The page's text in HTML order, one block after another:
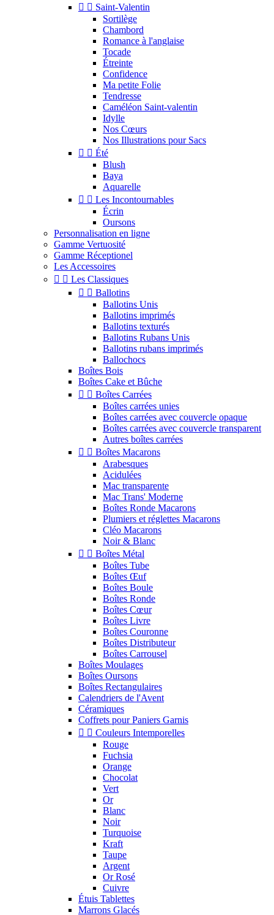
  Saint-Valentin
Sortilège
Chambord
Romance à l'anglaise
Tocade
Étreinte
Confidence
Ma petite Folie
Tendresse
Caméléon Saint-valentin
Idylle
Nos Cœurs
Nos Illustrations pour Sacs
  Été
Blush
Baya
Aquarelle
  Les Incontournables
Écrin
Oursons
Personnalisation en ligne
Gamme Vertuosité
Gamme Réceptionel
Les Accessoires
  Les Classiques
  Ballotins
Ballotins Unis
Ballotins imprimés
Ballotins texturés
Ballotins Rubans Unis
Ballotins rubans imprimés
Ballochocs
Boîtes Bois
Boîtes Cake et Bûche
  Boîtes Carrées
Boîtes carrées unies
Boîtes carrées avec couvercle opaque
Boîtes carrées avec couvercle transparent
Autres boîtes carrées
  Boîtes Macarons
Arabesques
Acidulées
Mac transparente
Mac Trans' Moderne
Boîtes Ronde Macarons
Plumiers et réglettes Macarons
Cléo Macarons
Noir & Blanc
  Boîtes Métal
Boîtes Tube
Boîtes Œuf
Boîtes Boule
Boîtes Ronde
Boîtes Cœur
Boîtes Livre
Boîtes Couronne
Boîtes Distributeur
Boîtes Carrousel
Boîtes Moulages
Boîtes Oursons
Boîtes Rectangulaires
Calendriers de l'Avent
Céramiques
Coffrets pour Paniers Garnis
  Couleurs Intemporelles
Rouge
Fuchsia
Orange
Chocolat
Vert
Or
Blanc
Noir
Turquoise
Kraft
Taupe
Argent
Or Rosé
Cuivre
Étuis Tablettes
Marrons Glacés